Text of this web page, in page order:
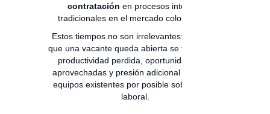
contratación en procesos internos
tradicionales en el mercado colombiano.
Estos tiempos no son irrelevantes: cada día
que una vacante queda abierta se traduce en
productividad perdida, oportunidades no
aprovechadas y presión adicional sobre los
equipos existentes por posible sobre carga
laboral.